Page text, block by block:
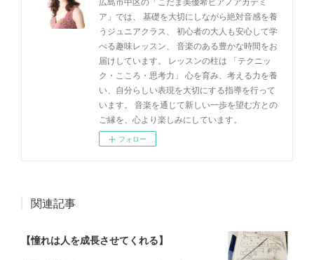
ア」では、 基礎を大切にしながら絶対音感を養
うジュニアクラス、 初心者の大人も安心して学
べる趣味レッスン、 音楽のある豊かな時間をお
届けしています。 レッスンの柱は 「テクニッ
ク・こころ・思考力」 心を育み、考える力を養
い、自分らしい表現を大切にする指導を行って
います。 音楽を通じて新しい一歩を望む方との
ご縁を、心より楽しみにしています。
フォロー
関連記事
【憧れは人を成長させてくれる】